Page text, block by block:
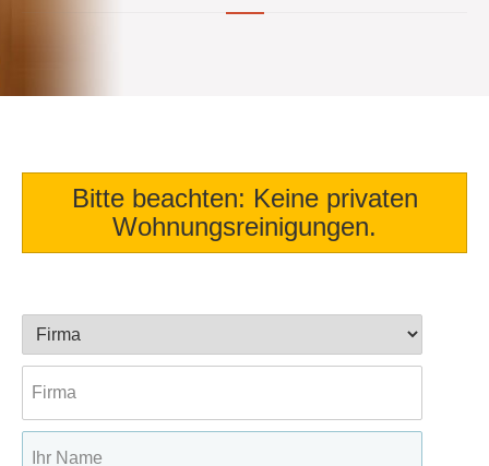
Bitte beachten: Keine privaten
Wohnungsreinigungen.